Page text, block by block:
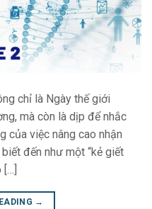
chỉ là Ngày thế giới
mà còn là dịp để nhắc
của việc nâng cao nhận
đến như một “kẻ giết
[…]
→